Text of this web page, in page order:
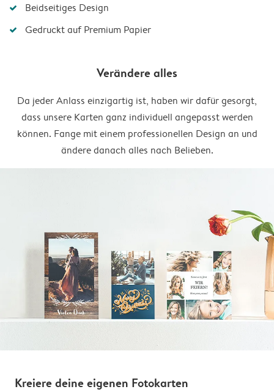
Beidseitiges Design
Gedruckt auf Premium Papier
Verändere alles
Da jeder Anlass einzigartig ist, haben wir dafür gesorgt,
dass unsere Karten ganz individuell angepasst werden
können. Fange mit einem professionellen Design an und
ändere danach alles nach Belieben.
Kreiere deine eigenen Fotokarten